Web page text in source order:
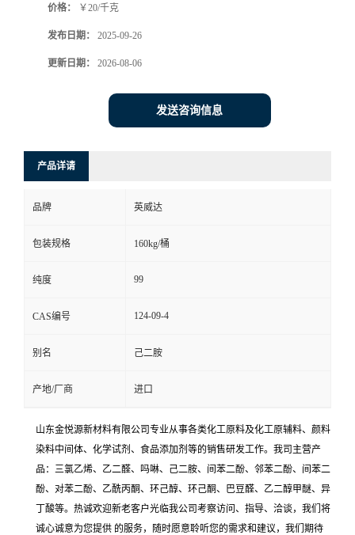
价格： ￥20/千克
发布日期： 2025-09-26
更新日期： 2026-08-06
发送咨询信息
产品详请
品牌 英威达
包装规格 160kg/桶
纯度 99
CAS编号 124-09-4
别名 己二胺
产地/厂商 进口
山东金悦源新材料有限公司专业从事各类化工原料及化工原辅料、颜料
染料中间体、化学试剂、食品添加剂等的销售研发工作。我司主营产
品：三氯乙烯、乙二醛、吗啉、己二胺、间苯二酚、邻苯二酚、间苯二
酚、对苯二酚、乙酰丙酮、环己醇、环己酮、巴豆醛、乙二醇甲醚、异
丁酸等。热诚欢迎新老客户光临我公司考察访问、指导、洽谈，我们将
诚心诚意为您提供 的服务，随时愿意聆听您的需求和建议，我们期待